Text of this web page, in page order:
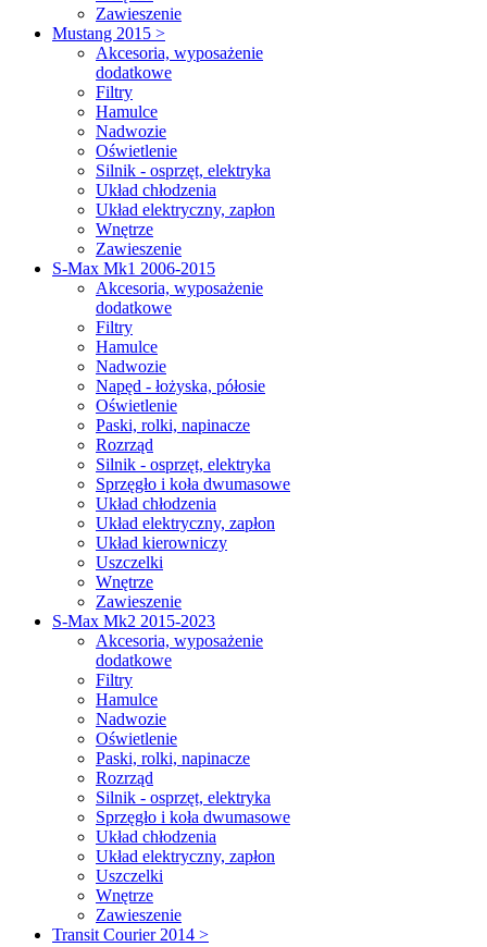
Zawieszenie
Mustang 2015 >
Akcesoria, wyposażenie
dodatkowe
Filtry
Hamulce
Nadwozie
Oświetlenie
Silnik - osprzęt, elektryka
Układ chłodzenia
Układ elektryczny, zapłon
Wnętrze
Zawieszenie
S-Max Mk1 2006-2015
Akcesoria, wyposażenie
dodatkowe
Filtry
Hamulce
Nadwozie
Napęd - łożyska, półosie
Oświetlenie
Paski, rolki, napinacze
Rozrząd
Silnik - osprzęt, elektryka
Sprzęgło i koła dwumasowe
Układ chłodzenia
Układ elektryczny, zapłon
Układ kierowniczy
Uszczelki
Wnętrze
Zawieszenie
S-Max Mk2 2015-2023
Akcesoria, wyposażenie
dodatkowe
Filtry
Hamulce
Nadwozie
Oświetlenie
Paski, rolki, napinacze
Rozrząd
Silnik - osprzęt, elektryka
Sprzęgło i koła dwumasowe
Układ chłodzenia
Układ elektryczny, zapłon
Uszczelki
Wnętrze
Zawieszenie
Transit Courier 2014 >